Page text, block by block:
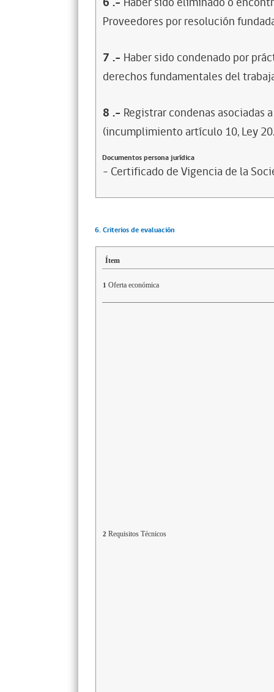
Proveedores por resolución
7 .- Haber sido condenado por
derechos fundamentales del
8 .- Registrar condenas asociadas
(incumplimiento artículo 10, Ley
Documentos persona jurídica
- Certificado de Vigencia de la
6. Criterios de evaluación
Ítem
1 Oferta económica
2 Requisitos Técnicos